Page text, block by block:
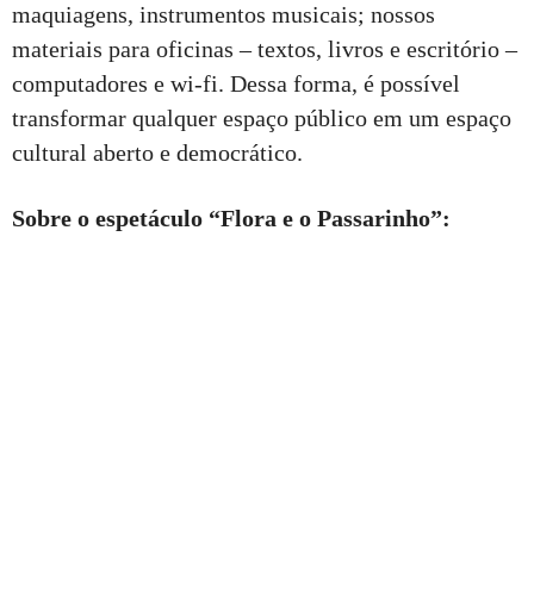
maquiagens, instrumentos musicais; nossos
materiais para oficinas – textos, livros e escritório –
computadores e wi-fi. Dessa forma, é possível
transformar qualquer espaço público em um espaço
cultural aberto e democrático.
Sobre o espetáculo “Flora e o Passarinho”: